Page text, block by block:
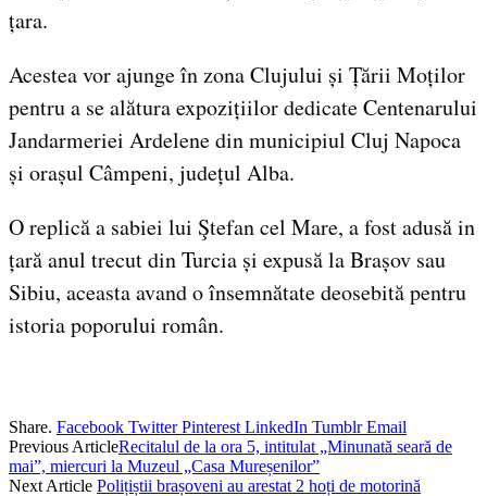
țara.
Acestea vor ajunge în zona Clujului și Țării Moților
pentru a se alătura expozițiilor dedicate Centenarului
Jandarmeriei Ardelene din municipiul Cluj Napoca
și orașul Câmpeni, județul Alba.
O replică a sabiei lui Ştefan cel Mare, a fost adusă in
țară anul trecut din Turcia și expusă la Brașov sau
Sibiu, aceasta avand o însemnătate deosebită pentru
istoria poporului român.
Share. Facebook Twitter Pinterest LinkedIn Tumblr Email
Previous ArticleRecitalul de la ora 5, intitulat „Minunată seară de
mai”, miercuri la Muzeul „Casa Mureșenilor”
Next Article Polițiștii brașoveni au arestat 2 hoți de motorină